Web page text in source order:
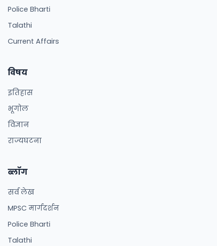
Police Bharti
Talathi
Current Affairs
विषय
इतिहास
भूगोल
विज्ञान
राज्यघटना
ब्लॉग
सर्व लेख
MPSC मार्गदर्शन
Police Bharti
Talathi